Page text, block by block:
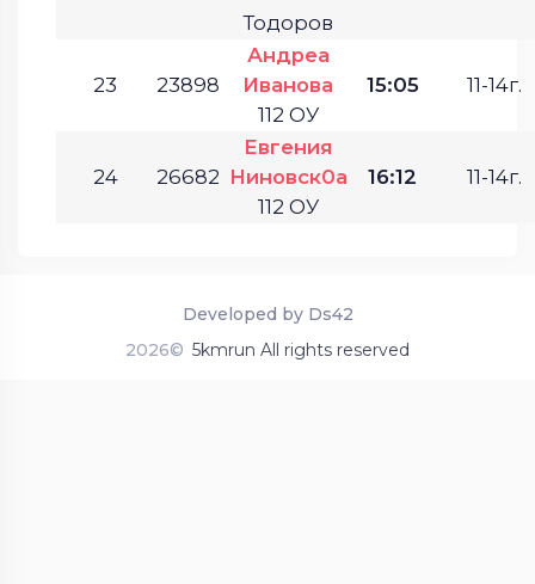
Тодоров
23 23898
Андреа
Иванова
112 ОУ
15:05 11-14г.
24 26682
Евгения
Ниновск0а
112 ОУ
16:12 11-14г.
2026© 5kmrun All rights reserved
Developed by Ds42